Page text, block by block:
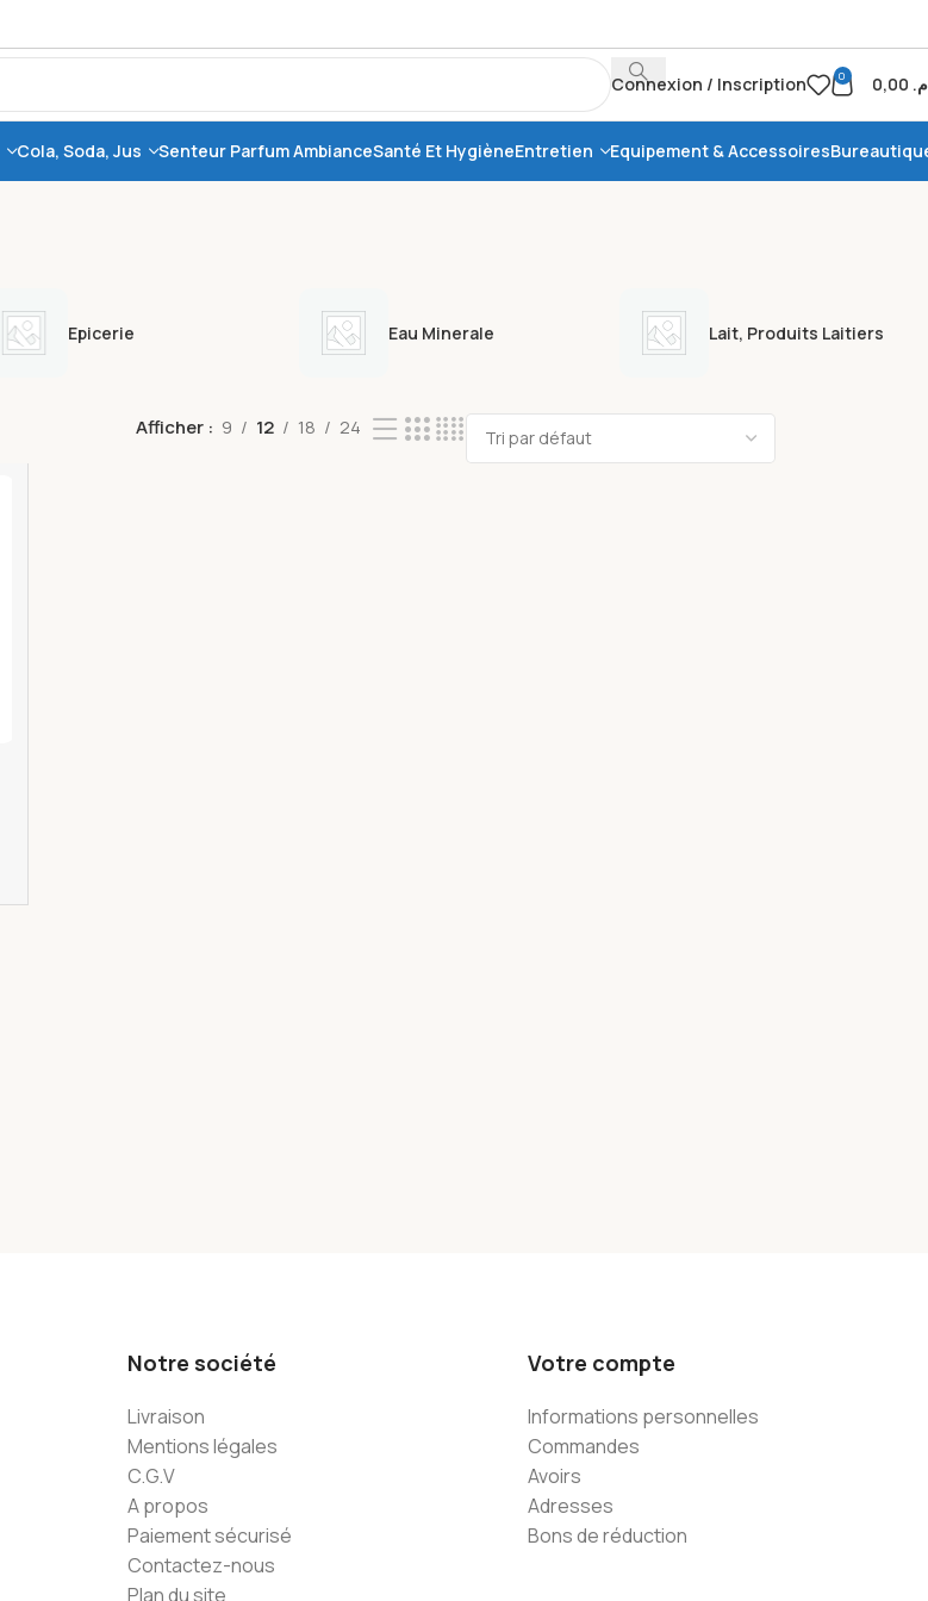
Connexion / Inscription 0
Cola, Soda, Jus Senteur Parfum AmbianceSanté Et HygièneEntretien Equipement & Accessoires
Epicerie Eau Minerale Lait, Produits Laitiers
Afficher 9 12 18 24
Notre société
Livraison
Mentions légales
C.G.V
A propos
Paiement sécurisé
Contactez-nous
Plan du site
Votre compte
Informations personnelles
Commandes
Avoirs
Adresses
Bons de réduction